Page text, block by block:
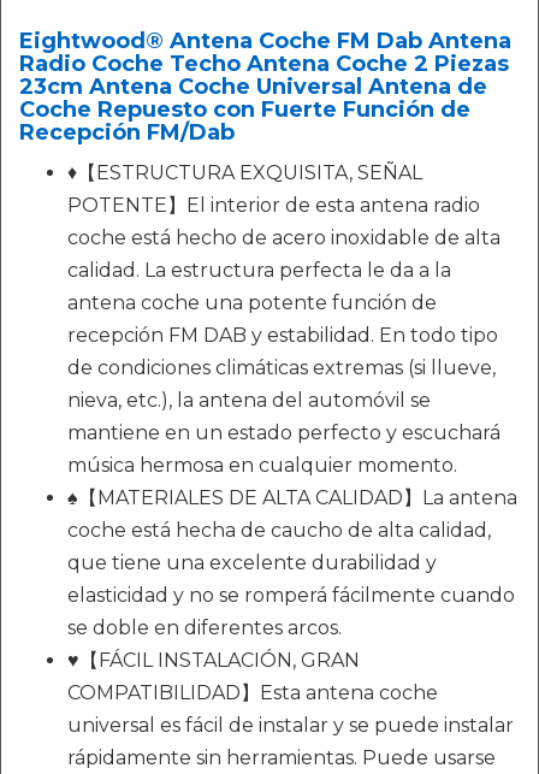
Eightwood® Antena Coche FM Dab Antena
Radio Coche Techo Antena Coche 2 Piezas
23cm Antena Coche Universal Antena de
Coche Repuesto con Fuerte Función de
Recepción FM/Dab
♦【ESTRUCTURA EXQUISITA, SEÑAL
POTENTE】El interior de esta antena radio
coche está hecho de acero inoxidable de alta
calidad. La estructura perfecta le da a la
antena coche una potente función de
recepción FM DAB y estabilidad. En todo tipo
de condiciones climáticas extremas (si llueve,
nieva, etc.), la antena del automóvil se
mantiene en un estado perfecto y escuchará
música hermosa en cualquier momento.
♠【MATERIALES DE ALTA CALIDAD】La antena
coche está hecha de caucho de alta calidad,
que tiene una excelente durabilidad y
elasticidad y no se romperá fácilmente cuando
se doble en diferentes arcos.
♥【FÁCIL INSTALACIÓN, GRAN
COMPATIBILIDAD】Esta antena coche
universal es fácil de instalar y se puede instalar
rápidamente sin herramientas. Puede usarse